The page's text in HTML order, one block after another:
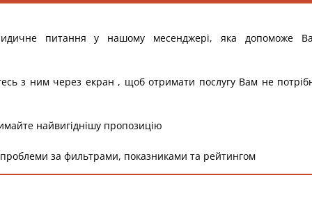
питання у нашому месенджері, яка допоможе
з ним через екран , щоб отримати послугу Вам не
найвигіднішу пропозицію
за фильтрами, показниками та рейтингом